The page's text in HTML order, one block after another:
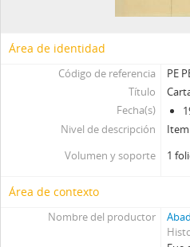
Área de identidad
Código de referencia
PE
Título
Fecha(s)
Nivel de descripción
Item
Volumen y soporte
1
Área de contexto
Nombre del productor